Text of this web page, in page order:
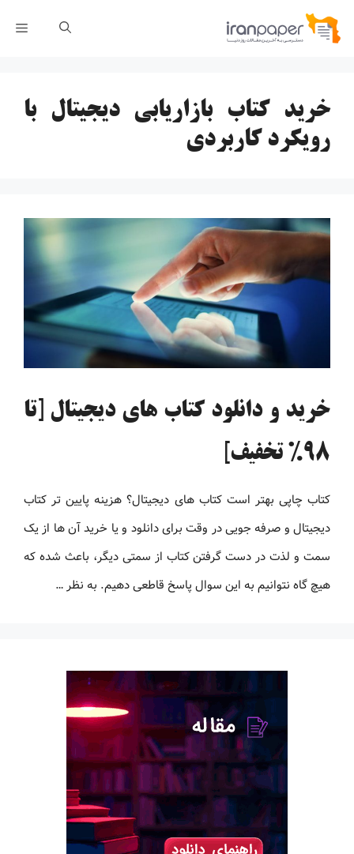
پرش
خرید کتاب بازاریابی دیجیتال با
رویکرد کاربردی
خرید و دانلود کتاب های دیجیتال [تا
98% تخفیف]
کتاب چاپی بهتر است کتاب های دیجیتال؟ هزینه پایین تر کتاب
دیجیتال و صرفه جویی در وقت برای دانلود و یا خرید آن ها از یک
سمت و لذت در دست گرفتن کتاب از سمتی دیگر، باعث شده که
هیچ گاه نتوانیم به این سوال پاسخ قاطعی دهیم. به نظر …